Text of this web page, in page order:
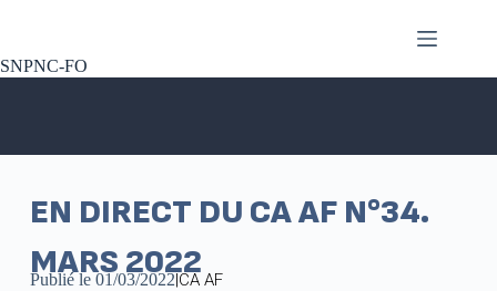
SNPNC-FO
EN DIRECT DU CA AF N°34.
MARS 2022
Publié le 01/03/2022|CA AF